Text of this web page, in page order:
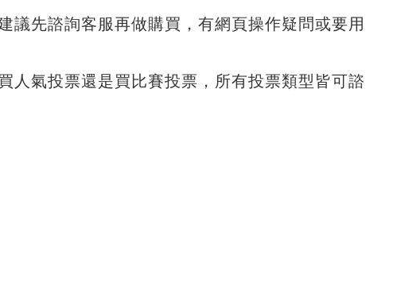
議先諮詢客服再做購買，有網頁操作疑問或要用
人氣投票還是買比賽投票，所有投票類型皆可諮